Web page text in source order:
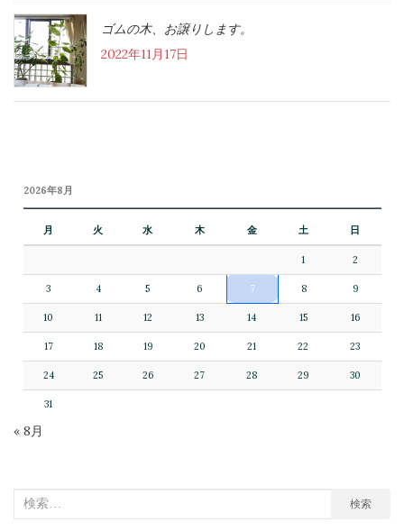
ゴムの木、お譲りします。
2022年11月17日
2026年8月
月 火 水 木 金 土 日
1 2
3 4 5 6 7 8 9
10 11 12 13 14 15 16
17 18 19 20 21 22 23
24 25 26 27 28 29 30
31
« 8月
検
検索